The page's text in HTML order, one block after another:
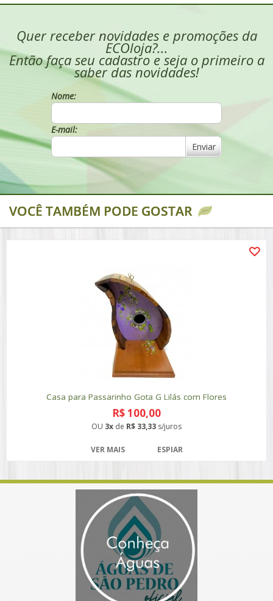
Quer receber novidades e promoções da
ECOloja?...
Então faça seu cadastro e seja o primeiro a
saber das novidades!
Nome:
E-mail:
Enviar
VOCÊ TAMBÉM PODE GOSTAR
Casa para Passarinho Gota G Lilás com Flores
R$ 100,00
OU 3x de R$ 33,33 s/juros
VER MAIS ESPIAR